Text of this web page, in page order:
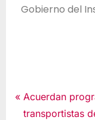
Gobierno del
Noticias
Acuerdan
transportistas